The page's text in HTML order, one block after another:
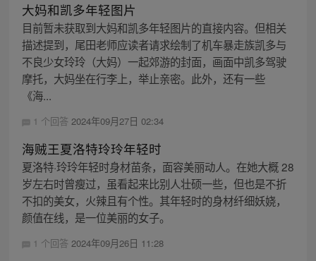
大妈和凯多年轻图片
目前暂未获取到大妈和凯多年轻图片的直接内容。但相关
描述提到，尾田老师应读者请求绘制了机车暴走族凯多与
不良少女玲玲（大妈）一起郊游的封面，画面中凯多驾驶
摩托，大妈坐在行李上，举止亲密。此外，还有一些
《海...
1 个回答 2024年09月27日 02:34
海贼王夏洛特玲玲年轻时
夏洛特·玲玲年轻时身材苗条，面容美丽动人。在她大概 28
岁左右时曾瘦过，虽看起来比别人壮硕一些，但也是不折
不扣的美女，火辣且有个性。其年轻时的身材纤细妖娆，
颜值在线，是一位美丽的女子。
1 个回答 2024年09月26日 11:28